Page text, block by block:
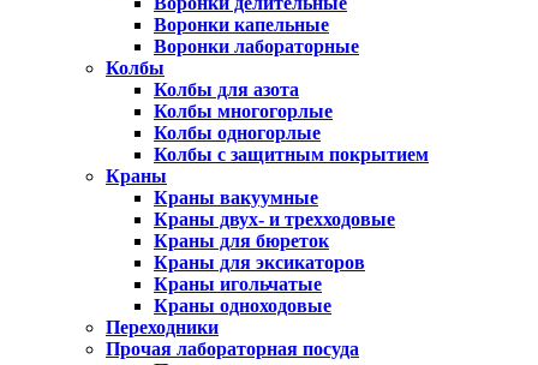
Воронки капельные
Воронки лабораторные
Колбы
Колбы для азота
Колбы многогорлые
Колбы одногорлые
Колбы с защитным покрытием
Краны
Краны вакуумные
Краны двух- и трехходовые
Краны для бюреток
Краны для эксикаторов
Краны игольчатые
Краны одноходовые
Переходники
Прочая лабораторная посуда